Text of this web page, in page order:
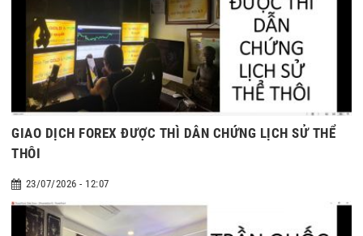
GIAO DỊCH FOREX ĐƯỢC THÌ DẪN CHỨNG LỊCH SỬ THỂ
THÔI
23/07/2026 - 12:07